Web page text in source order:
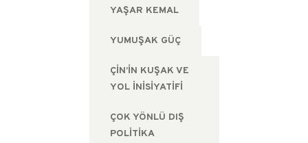
YAŞAR KEMAL
YUMUŞAK GÜÇ
ÇIN’IN KUŞAK VE
YOL İNISIYATIFI
ÇOK YÖNLÜ DIŞ
POLITIKA